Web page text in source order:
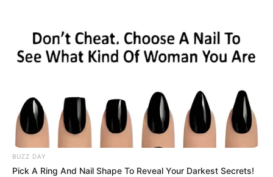
Badestelle Zeetzer See
Badestelle Zeetzer See im
Biosphärenreservat Niedersächsische
Elbtalaue zu einem Badeaufenthalt im glasklaren Wasser
ein.
Binnenwanderdüne Klein Schmölen
BUZZ DAY
Pick A Ring And Nail Shape To Reveal Your Darkest Secrets!